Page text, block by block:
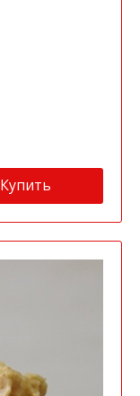
Купить